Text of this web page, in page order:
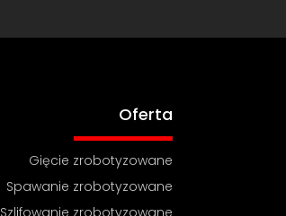
Oferta
Gięcie zrobotyzowane
Spawanie zrobotyzowane
Szlifowanie zrobotyzowane